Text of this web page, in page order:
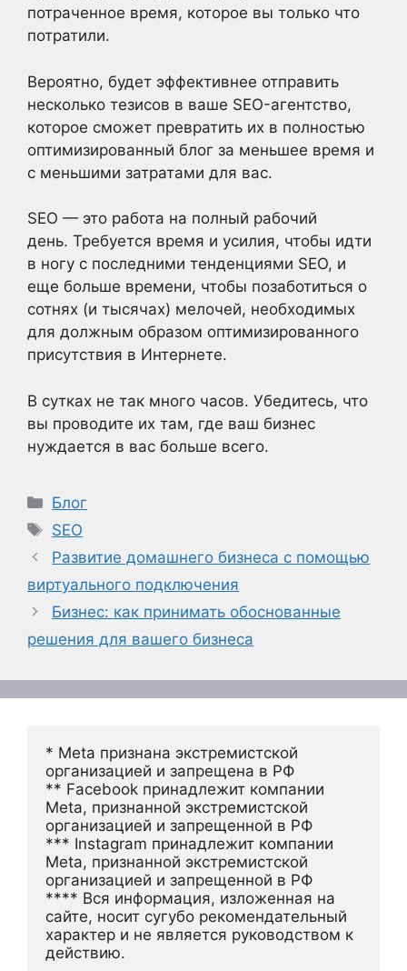
потраченное время, которое вы только что
потратили.
Вероятно, будет эффективнее отправить
несколько тезисов в ваше SEO-агентство,
которое сможет превратить их в полностью
оптимизированный блог за меньшее время и
с меньшими затратами для вас.
SEO — это работа на полный рабочий
день. Требуется время и усилия, чтобы идти
в ногу с последними тенденциями SEO, и
еще больше времени, чтобы позаботиться о
сотнях (и тысячах) мелочей, необходимых
для должным образом оптимизированного
присутствия в Интернете.
В сутках не так много часов. Убедитесь, что
вы проводите их там, где ваш бизнес
нуждается в вас больше всего.
Рубрики
Блог
Метки
SEO
Развитие домашнего бизнеса с помощью
виртуального подключения
Бизнес: как принимать обоснованные
решения для вашего бизнеса
* Meta признана экстремистской
организацией и запрещена в РФ
** Facebook принадлежит компании
Meta, признанной экстремистской
организацией и запрещенной в РФ
*** Instagram принадлежит компании
Meta, признанной экстремистской
организацией и запрещенной в РФ
**** Вся информация, изложенная на
сайте, носит сугубо рекомендательный
характер и не является руководством к
действию.